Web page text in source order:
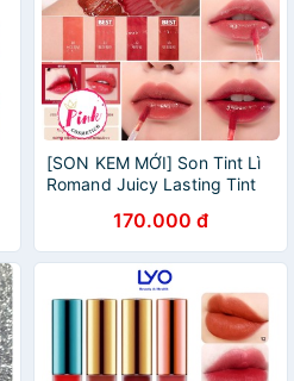
[SON KEM MỚI] Son Tint Lì
Romand Juicy Lasting Tint
170.000 đ